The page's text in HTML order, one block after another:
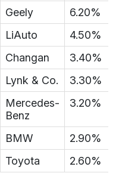
Geely
6.20%
LiAuto
4.50%
Changan
3.40%
Lynk & Co.
3.30%
Mercedes-
Benz
3.20%
BMW
2.90%
Toyota 2.60%